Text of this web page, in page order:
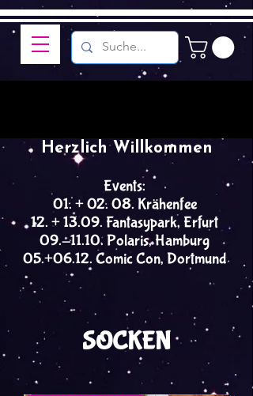
Events:
01. + 02. 08. Krähenfee
12. + 13.09. Fantasypark, Erfurt
09.-11.10. Polaris, Hamburg
05.+06.12. Comic Con, Dortmund
Herzlich Willkommen
SOCKEN